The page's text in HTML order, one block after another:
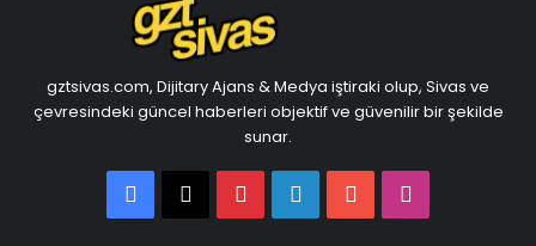
gztsivas.com, Dijitary Ajans & Medya iştiraki olup, Sivas ve
çevresindeki güncel haberleri objektif ve güvenilir bir şekilde
sunar.
Facebook
X PinterestLinkedInYouTube